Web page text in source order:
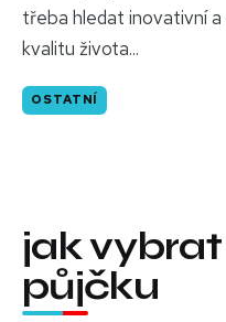
třeba hledat inovativní
kvalitu života...
OSTATNÍ
jak
půjčku